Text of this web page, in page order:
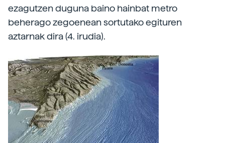
ezagutzen duguna baino hainbat metro
beherago zegoenean sortutako egituren
aztarnak dira (4. irudia).